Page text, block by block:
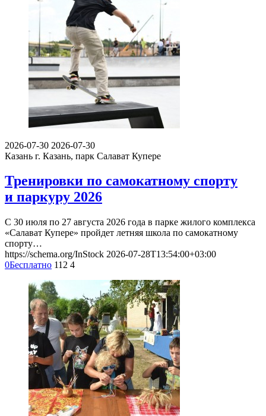
2026-07-30 2026-07-30
Казань г. Казань, парк Салават Купере
Тренировки по самокатному спорту
и паркуру 2026
С 30 июля по 27 августа 2026 года в парке жилого комплекса
«Салават Купере» пройдет летняя школа по самокатному
спорту…
https://schema.org/InStock 2026-07-28T13:54:00+03:00
0Бесплатно 112 4